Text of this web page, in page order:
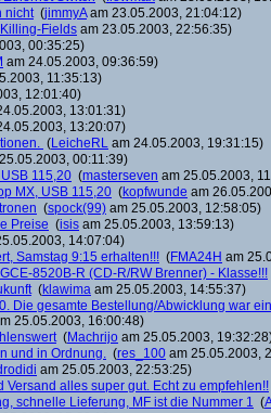
nicht(jimmyAam 23.05.2003, 21:04:12)
Killing-Fields am 23.05.2003, 22:56:35)
00:35:25)
am 24.05.2003, 09:36:59)
11:35:13)
12:01:40)
13:01:31)
13:20:07)
(LeicheRL am 24.05.2003, 19:31:15)
00:11:39)
115,20 (masterseven am 25.05.2003,
MX, USB 115,20 (kopfwunde am
(spock(99) am 25.05.2003, 12:58:05)
Preise (isis am 25.05.2003, 13:59:13)
14:07:04)
Samstag 9:15 erhalten!!! (FMA24H am
8520B-R (CD-R/RW Brenner) - Klasse!!!
(klawima am 25.05.2003, 14:55:37)
Die gesamte Bestellung/Abwicklung war
25.05.2003, 16:00:48)
(Machrijo am 25.05.2003,
und in Ordnung. (res_100 am 25.05.2003,
am 25.05.2003, 22:53:25)
Versand alles super gut. Echt zu empfehlen!!
schnelle Lieferung, MF ist die Nummer 1 (